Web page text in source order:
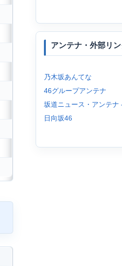
アンテナ・外部リン
乃木坂あんてな
46グループアンテナ
坂道ニュース・アンテナ
日向坂46